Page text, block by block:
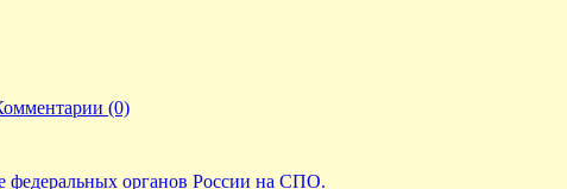
(0)
федеральных органов России на СПО.